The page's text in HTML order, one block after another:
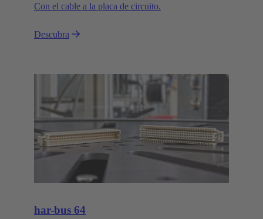
Con el cable a la placa de circuito.
Descubra
har-bus 64